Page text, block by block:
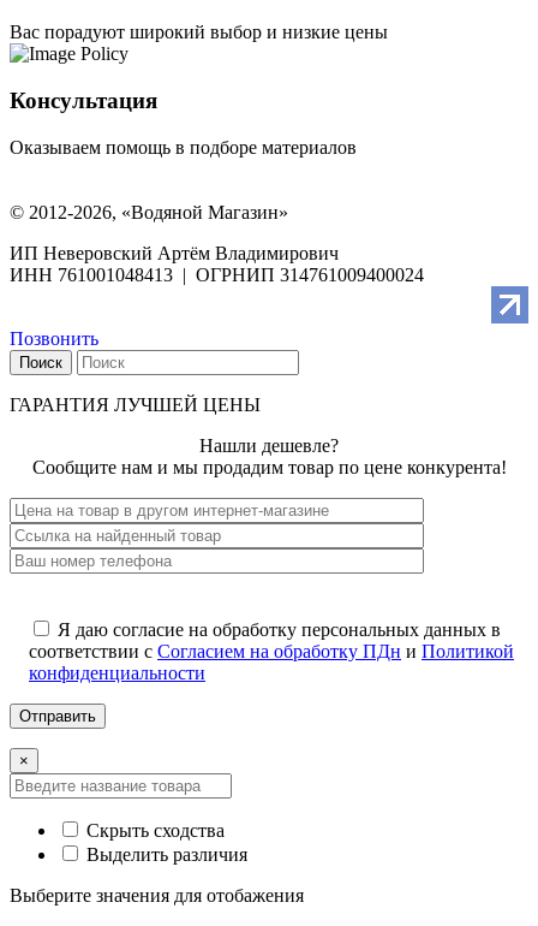
Вас порадуют широкий выбор и низкие цены
Консультация
Оказываем помощь в подборе материалов
© 2012-2026, «Водяной Магазин»
ИП Неверовский Артём Владимирович
ИНН 761001048413 | ОГРНИП 314761009400024
Позвонить
Поиск
ГАРАНТИЯ ЛУЧШЕЙ ЦЕНЫ
Нашли дешевле?
Сообщите нам и мы продадим товар по цене конкурента!
Я даю согласие на обработку персональных данных в
соответствии с Согласием на обработку ПДн и Политикой
конфиденциальности
×
Скрыть сходства
Выделить различия
Выберите значения для отобажения